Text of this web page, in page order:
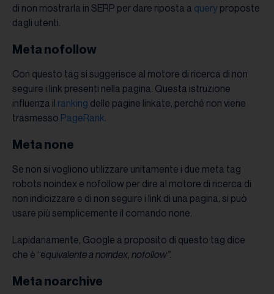
di non mostrarla in SERP per dare riposta a query proposte
dagli utenti.
Meta nofollow
Con questo tag si suggerisce al motore di ricerca di non
seguire i link presenti nella pagina. Questa istruzione
influenza il ranking delle pagine linkate, perché non viene
trasmesso PageRank.
Meta none
Se non si vogliono utilizzare unitamente i due meta tag
robots noindex e nofollow per dire al motore di ricerca di
non indicizzare e di non seguire i link di una pagina, si può
usare più semplicemente il comando none.
Lapidariamente, Google a proposito di questo tag dice
che è “equivalente a noindex, nofollow”.
Meta noarchive